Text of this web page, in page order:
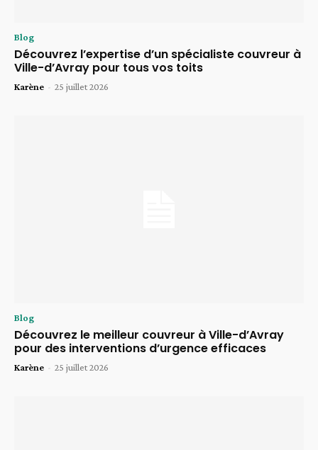
Blog
Découvrez l’expertise d’un spécialiste couvreur à
Ville-d’Avray pour tous vos toits
Karène - 25 juillet 2026
Blog
Découvrez le meilleur couvreur à Ville-d’Avray
pour des interventions d’urgence efficaces
Karène - 25 juillet 2026